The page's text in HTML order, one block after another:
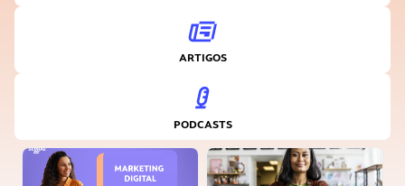
ARTIGOS
PODCASTS